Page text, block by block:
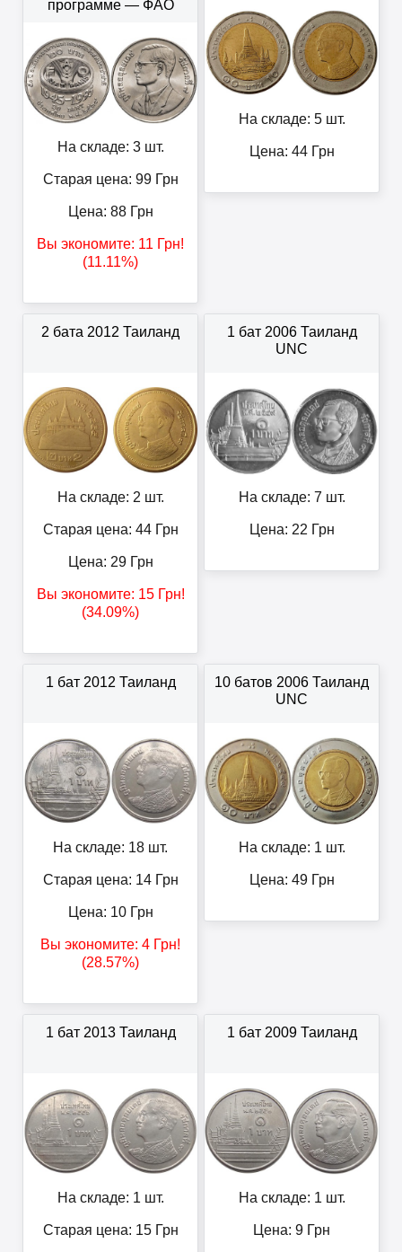
программе — ФАО
На складе: 3 шт.
Старая цена: 99Грн
Цена: 88Грн
Вы экономите: 11 Грн!
(11.11%)
На складе: 5 шт.
Цена: 44Грн
2 бата 2012 Таиланд
На складе: 2 шт.
Старая цена: 44Грн
Цена: 29Грн
Вы экономите: 15Грн!
(34.09%)
1 бат 2006 Таиланд
UNC
На складе: 7 шт.
Цена: 22 Грн
1 бат 2012 Таиланд
На складе: 18 шт.
Старая цена: 14Грн
Цена: 10Грн
Вы экономите: 4 Грн!
(28.57%)
10 батов 2006 Таиланд
UNC
На складе: 1 шт.
Цена: 49Грн
1 бат 2013 Таиланд
На складе: 1 шт.
Старая цена: 15Грн
1 бат 2009 Таиланд
На складе: 1 шт.
Цена: 9 Грн